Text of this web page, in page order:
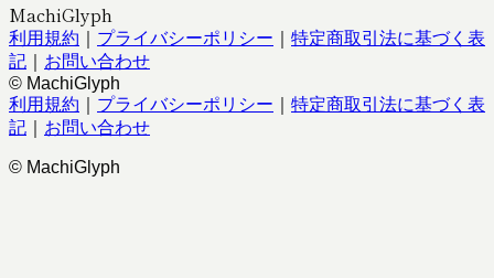
MachiGlyph
利用規約 プライバシーポリシー
特定商取引法に基づく表
記
お問い合わせ
© MachiGlyph
利用規約
プライバシーポリシー
特定商取引法に基づく表
記
お問い合わせ
© MachiGlyph